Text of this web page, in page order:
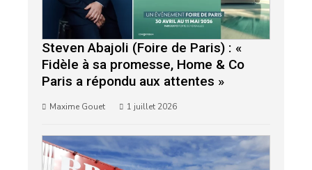
Steven Abajoli (Foire de Paris) : «
Fidèle à sa promesse, Home & Co
Paris a répondu aux attentes »
Maxime Gouet 1 juillet 2026